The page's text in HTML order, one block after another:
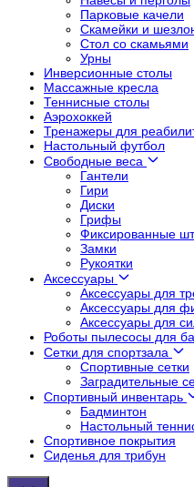
Парковые качели
Скамейки и
Стол со скамьями
Урны
Инверсионные столы
Массажные кресла
Теннисные столы
Аэрохоккей
Тренажеры для
Настольный футбол
Свободные веса
Гантели
Гири
Диски
Грифы
Фиксированные
Замки
Рукоятки
Аксессуары
Аксессуары для
Аксессуары для
Аксессуары для
Роботы пылесосы для
Сетки для спортзала
Спортивные сетки
Заградительные
Спортивный инвентарь
Бадминтон
Настольный
Спортивное покрытия
Сиденья для трибун